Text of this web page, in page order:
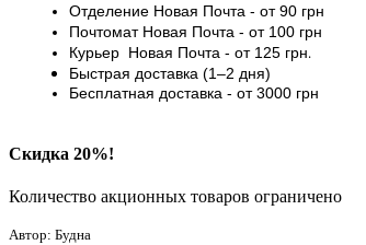
Отделение Новая Почта - от 90 грн
ПочтоматНовая Почта - от 100 грн
Курьер Новая Почта - от 125 грн.
Быстрая доставка (1–2 дня)
Бесплатная доставка - от 3000 грн
Скидка 20%!
Количество акционных товаров ограничено
Автор: Будна